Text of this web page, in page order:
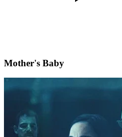
Mother's Baby